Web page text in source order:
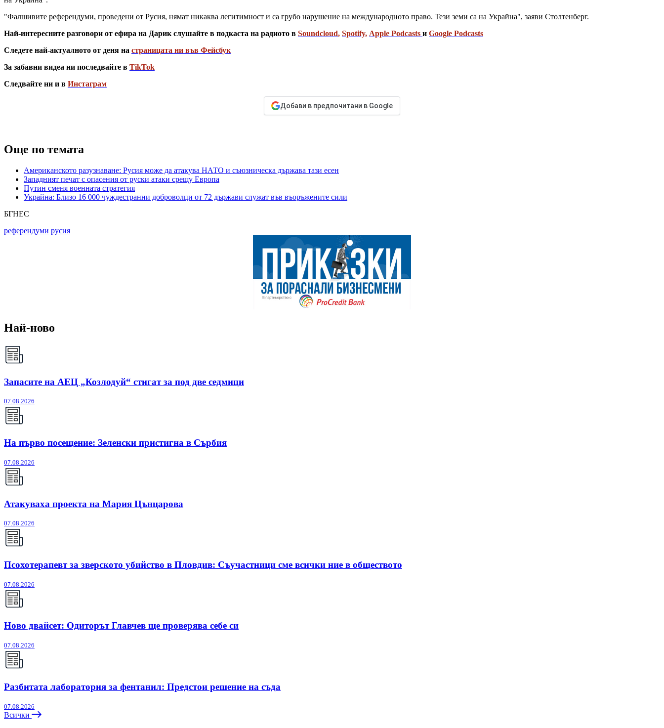
"Фалшивите референдуми, проведени от Русия, нямат никаква легитимност и са грубо нарушение на международното право. Тези земи са на Украйна", заяви Столтенберг.
Най-интересните разговори от ефира на Дарик слушайте в подкаста на радиото в Soundcloud, Spotify, Apple Podcasts и Google Podcasts
Следете най-актуалното от деня на страницата ни във Фейсбук
За забавни видеа ни последвайте в TikTok
Следвайте ни и в Инстаграм
Добави в предпочитани в Google
Още по темата
Американското разузнаване: Русия може да атакува НАТО и съюзническа държава тази есен
Западният печат с опасения от руски атаки срещу Европа
Путин сменя военната стратегия
Украйна: Близо 16 000 чуждестранни доброволци от 72 държави служат във въоръжените сили
БГНЕС
референдуми русия
Най-ново
Запасите на АЕЦ „Козлодуй“ стигат за под две седмици
07.08.2026
На първо посещение: Зеленски пристигна в Сърбия
07.08.2026
Атакуваха проекта на Мария Цънцарова
07.08.2026
Псохотерапевт за зверското убийство в Пловдив: Съучастници сме всички ние в обществото
07.08.2026
Ново двайсет: Одиторът Главчев ще проверява себе си
07.08.2026
Разбитата лаборатория за фентанил: Предстои решение на съда
07.08.2026
Всички